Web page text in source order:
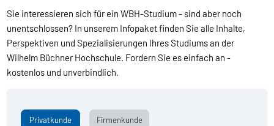
Sie interessieren sich für ein WBH-Studium - sind aber noch
unentschlossen? In unserem Infopaket finden Sie alle Inhalte,
Perspektiven und Spezialisierungen Ihres Studiums an der
Wilhelm Büchner Hochschule. Fordern Sie es einfach an -
kostenlos und unverbindlich.
Privatkunde Firmenkunde